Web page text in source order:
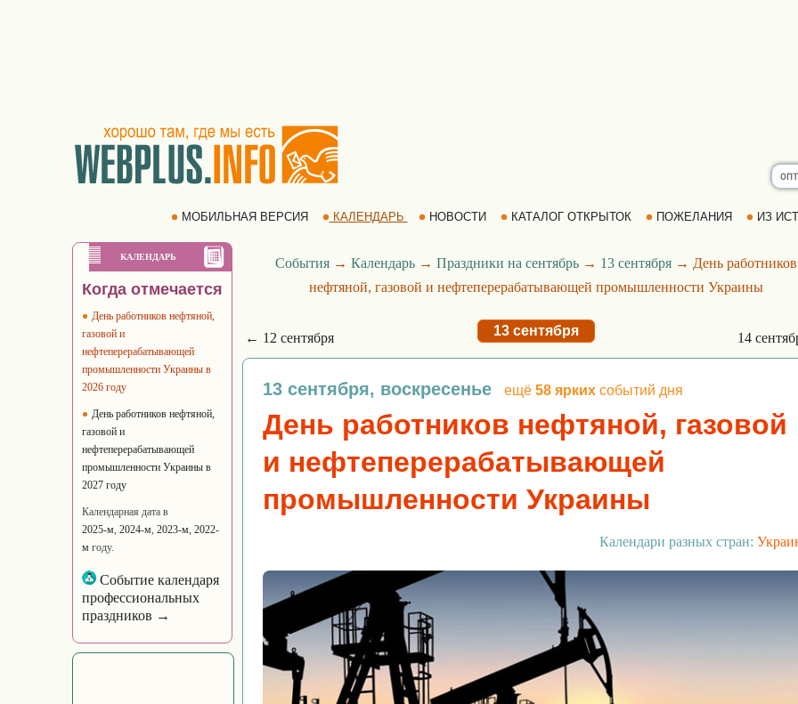
МОБИЛЬНАЯ ВЕРСИЯ КАЛЕНДАРЬ НОВОСТИ КАТАЛОГ ОТКРЫТОК ПОЖЕЛАНИЯ ИЗ
КАЛЕНДАРЬ
Когда отмечается
День работников нефтяной,
газовой и
нефтеперерабатывающей
промышленности Украины в
2026 году
День работников нефтяной,
газовой и
нефтеперерабатывающей
промышленности Украины в
2027 году
Календарная дата в
2025-м, 2024-м, 2023-м, 2022-
м году.
Событие календаря
профессиональных
праздников →
События → Календарь → Праздники на сентябрь → 13 сентября → День работников
нефтяной, газовой и нефтеперерабатывающей промышленности Украины
← 12 сентября 13 сентября 14
13 сентября, воскресенье ещё 58 ярких событий дня
День работников нефтяной, газовой
и нефтеперерабатывающей
промышленности Украины
Календари разных стран: